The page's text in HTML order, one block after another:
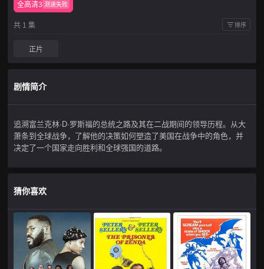
全高清3 测速失败
共 1 集 排序
正片
剧情简介
追溯富兰克林·D·罗斯福的总统之路及其在二战期间的领导历程。从大
萧条到全球战争，了解他的决策如何塑造了美国在战争中的角色，并
决定了一个国家走向胜利和全球强国的道路。
猜你喜欢